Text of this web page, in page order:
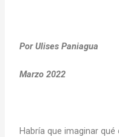
Por Ulises Paniagua
Marzo 2022
Habría que imaginar